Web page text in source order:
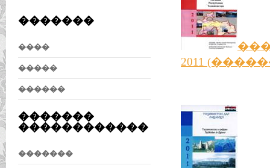
2011
�������
����
�����
������
�������
������������
�������